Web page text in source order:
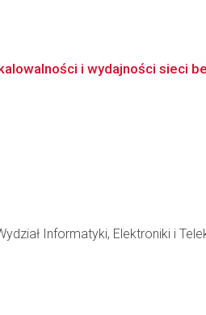
i wydajności sieci
Informatyki, Elektroniki i